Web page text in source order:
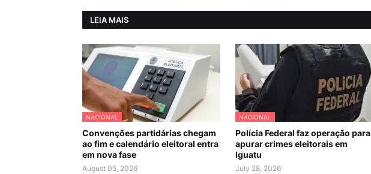
LEIA MAIS
NACIONAL
Convenções partidárias chegam
ao fim e calendário eleitoral entra
em nova fase
August 05, 2026
NACIONAL
Polícia Federal faz operação para
apurar crimes eleitorais em
Iguatu
July 28, 2026